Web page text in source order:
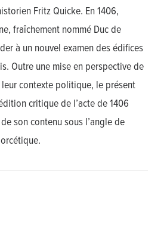
Fritz Quicke. En 1406,
fraîchement nommé Duc de
à un nouvel examen des édifices
Outre une mise en perspective de
contexte politique, le présent
critique de l’acte de 1406
son contenu sous l’angle de